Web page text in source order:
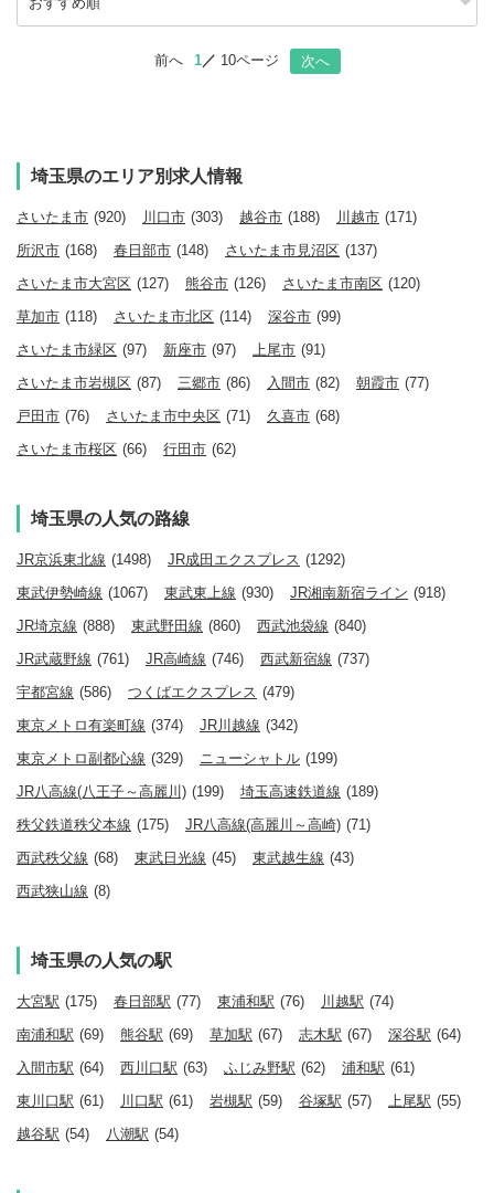
前へ 1 10ページ 次へ
埼玉県のエリア別求人情報
さいたま市 (920) 川口市 (303) 越谷市 (188) 川越市 (171)
所沢市 (168) 春日部市 (148) さいたま市見沼区 (137)
さいたま市大宮区 (127) 熊谷市 (126) さいたま市南区 (120)
草加市 (118) さいたま市北区 (114) 深谷市 (99)
さいたま市緑区 (97) 新座市 (97) 上尾市 (91)
さいたま市岩槻区 (87) 三郷市 (86) 入間市 (82) 朝霞市 (77)
戸田市 (76) さいたま市中央区 (71) 久喜市 (68)
さいたま市桜区 (66) 行田市 (62)
埼玉県の人気の路線
JR京浜東北線 (1498) JR成田エクスプレス (1292)
東武伊勢崎線 (1067) 東武東上線 (930) JR湘南新宿ライン (918)
JR埼京線 (888) 東武野田線 (860) 西武池袋線 (840)
JR武蔵野線 (761) JR高崎線 (746) 西武新宿線 (737)
宇都宮線 (586) つくばエクスプレス (479)
東京メトロ有楽町線 (374) JR川越線 (342)
東京メトロ副都心線 (329) ニューシャトル (199)
JR八高線(八王子～高麗川) (199) 埼玉高速鉄道線 (189)
秩父鉄道秩父本線 (175) JR八高線(高麗川～高崎) (71)
西武秩父線 (68) 東武日光線 (45) 東武越生線 (43)
西武狭山線 (8)
埼玉県の人気の駅
大宮駅 (175) 春日部駅 (77) 東浦和駅 (76) 川越駅 (74)
南浦和駅 (69) 熊谷駅 (69) 草加駅 (67) 志木駅 (67) 深谷駅 (64)
入間市駅 (64) 西川口駅 (63) ふじみ野駅 (62) 浦和駅 (61)
東川口駅 (61) 川口駅 (61) 岩槻駅 (59) 谷塚駅 (57) 上尾駅 (55)
越谷駅 (54) 八潮駅 (54)